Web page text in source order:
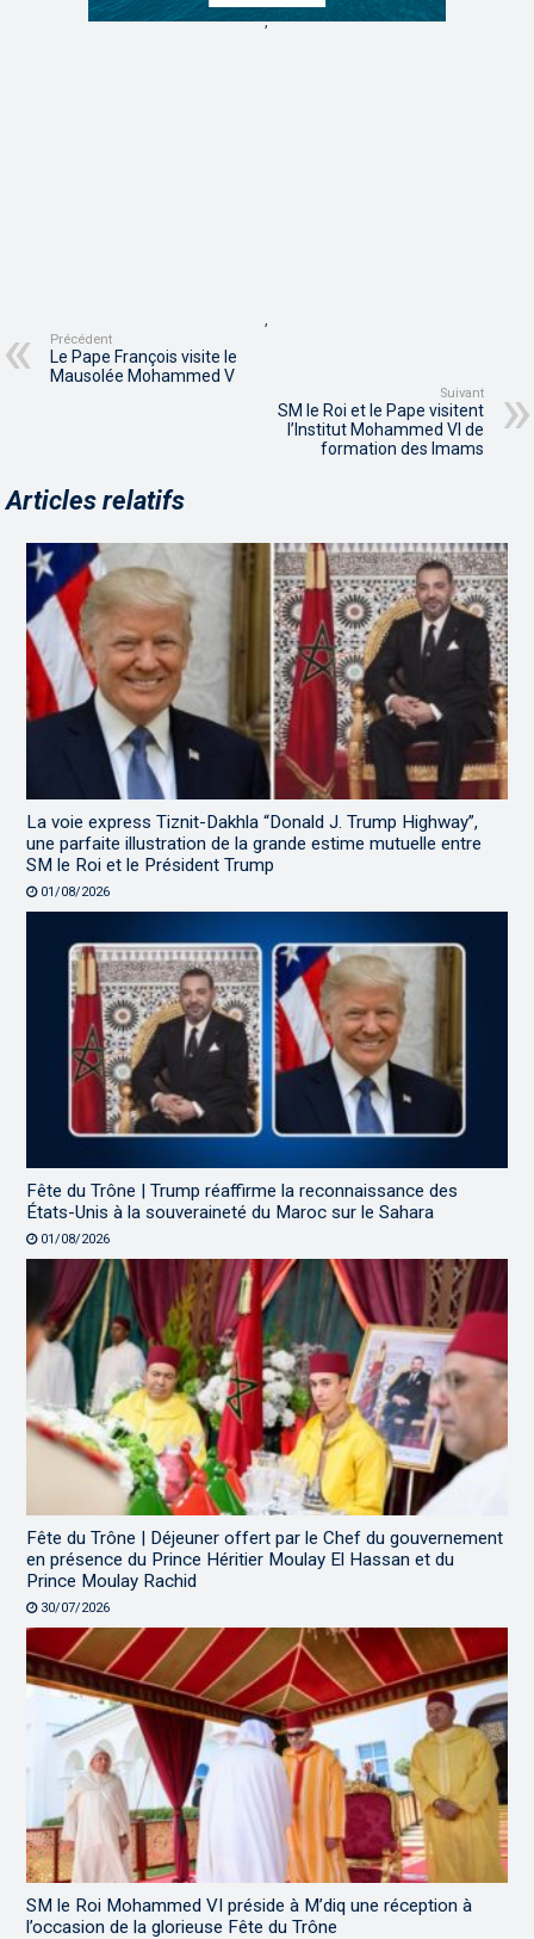
,
,
Précédent
Le Pape François visite le
Mausolée Mohammed V
Suivant
SM le Roi et le Pape visitent
l’Institut Mohammed VI de
formation des Imams
Articles relatifs
La voie express Tiznit-Dakhla “Donald J. Trump Highway”,
une parfaite illustration de la grande estime mutuelle entre
SM le Roi et le Président Trump
01/08/2026
Fête du Trône | Trump réaffirme la reconnaissance des
États-Unis à la souveraineté du Maroc sur le Sahara
01/08/2026
Fête du Trône | Déjeuner offert par le Chef du gouvernement
en présence du Prince Héritier Moulay El Hassan et du
Prince Moulay Rachid
30/07/2026
SM le Roi Mohammed VI préside à M’diq une réception à
l’occasion de la glorieuse Fête du Trône